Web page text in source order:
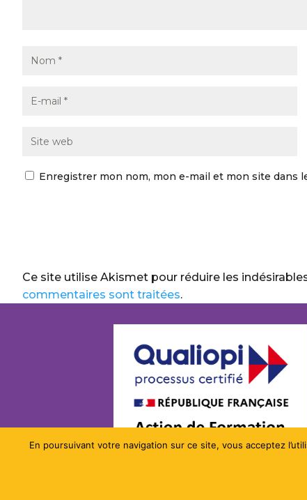
Enregistrer mon nom, mon e-mail et mon site dans
Ce site utilise Akismet pour réduire les
commentaires sont traitées.
En poursuivant votre navigation sur ce site, vous acceptez